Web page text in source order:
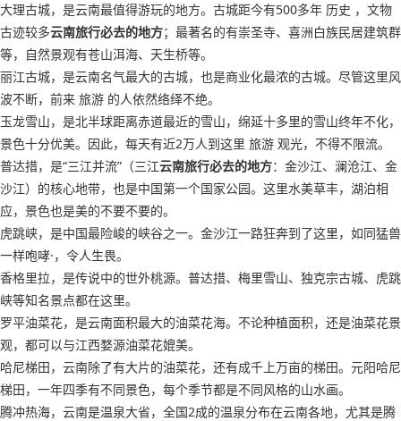
大理古城，是云南最值得游玩的地方。古城距今有500多年 历史 ，文物
古迹较多云南旅行必去的地方；最著名的有崇圣寺、喜洲白族民居建筑群
等，自然景观有苍山洱海、天生桥等。
丽江古城，是云南名气最大的古城，也是商业化最浓的古城。尽管这里风
波不断，前来 旅游 的人依然络绎不绝。
玉龙雪山，是北半球距离赤道最近的雪山，绵延十多里的雪山终年不化，
景色十分优美。因此，每天有近2万人到这里 旅游 观光，不得不限流。
普达措，是“三江并流”（三江云南旅行必去的地方：金沙江、澜沧江、金
沙江）的核心地带，也是中国第一个国家公园。这里水美草丰，湖泊相
应，景色也是美的不要不要的。
虎跳峡，是中国最险峻的峡谷之一。金沙江一路狂奔到了这里，如同猛兽
一样咆哮·，令人生畏。
香格里拉，是传说中的世外桃源。普达措、梅里雪山、独克宗古城、虎跳
峡等知名景点都在这里。
罗平油菜花，是云南面积最大的油菜花海。不论种植面积，还是油菜花景
观，都可以与江西婺源油菜花媲美。
哈尼梯田，云南除了有大片的油菜花，还有成千上万亩的梯田。元阳哈尼
梯田，一年四季有不同景色，每个季节都是不同风格的山水画。
腾冲热海，云南是温泉大省，全国2成的温泉分布在云南各地，尤其是腾